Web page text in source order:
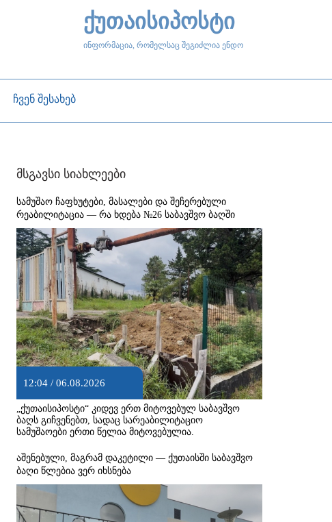
ქუთაისიპოსტი
ინფორმაცია, რომელსაც შეგიძლია ენდო
ჩვენ შესახებ
მსგავსი სიახლეები
სამუშაო ჩაფხუტები, მასალები და შეჩერებული
რეაბილიტაცია — რა ხდება №26 საბავშვო ბაღში
12:04 / 06.08.2026
„ქუთაისიპოსტი“ კიდევ ერთ მიტოვებულ საბავშვო
ბაღს გიჩვენებთ, სადაც სარეაბილიტაციო
სამუშაოები ერთი წელია მიტოვებულია.
აშენებული, მაგრამ დაკეტილი — ქუთაისში საბავშვო
ბაღი წლებია ვერ იხსნება